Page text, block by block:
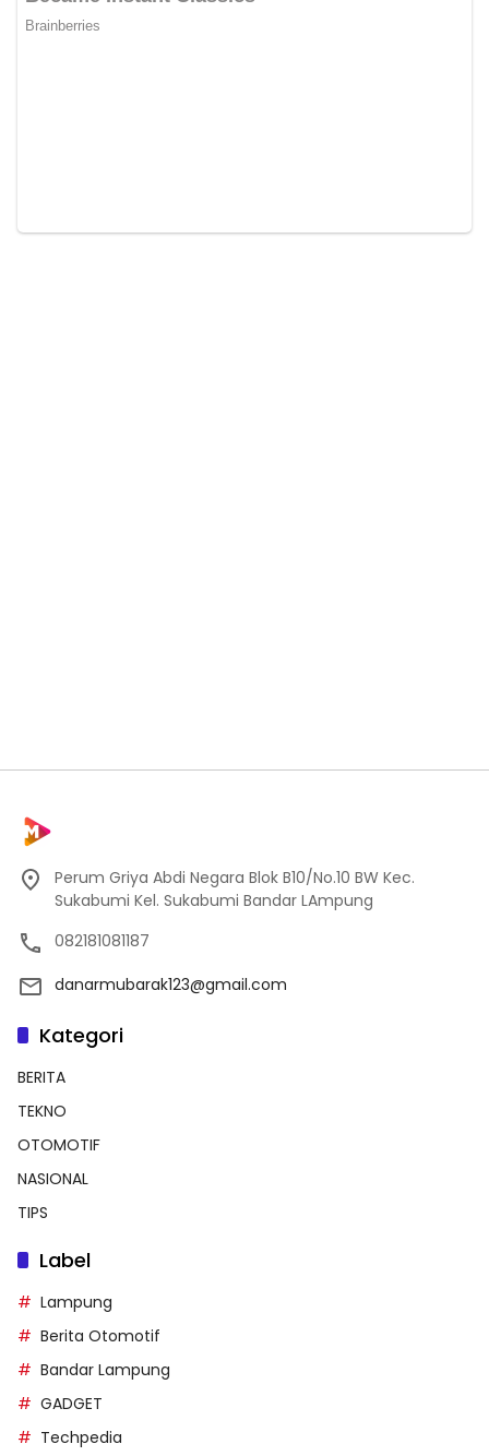
Perum Griya Abdi Negara Blok B10/No.10 BW Kec.
Sukabumi Kel. Sukabumi Bandar LAmpung
082181081187
danarmubarak123@gmail.com
Kategori
BERITA
TEKNO
OTOMOTIF
NASIONAL
TIPS
Label
Lampung
Berita Otomotif
Bandar Lampung
GADGET
Techpedia